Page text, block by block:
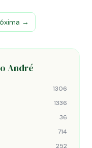
→
André
1306
1336
36
714
252